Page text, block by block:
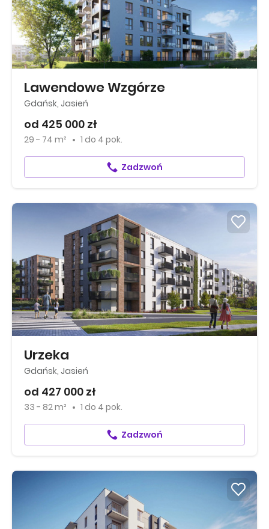
Lawendowe Wzgórze
Gdańsk, Jasień
od 425 000 zł
29 - 74 m² 1 do 4 pok.
Zadzwoń
Urzeka
Gdańsk, Jasień
od 427 000 zł
33 - 82 m² 1 do 4 pok.
Zadzwoń